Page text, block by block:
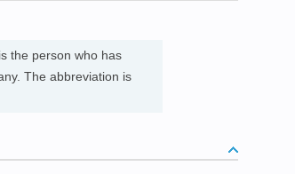
the person who has
The abbreviation is